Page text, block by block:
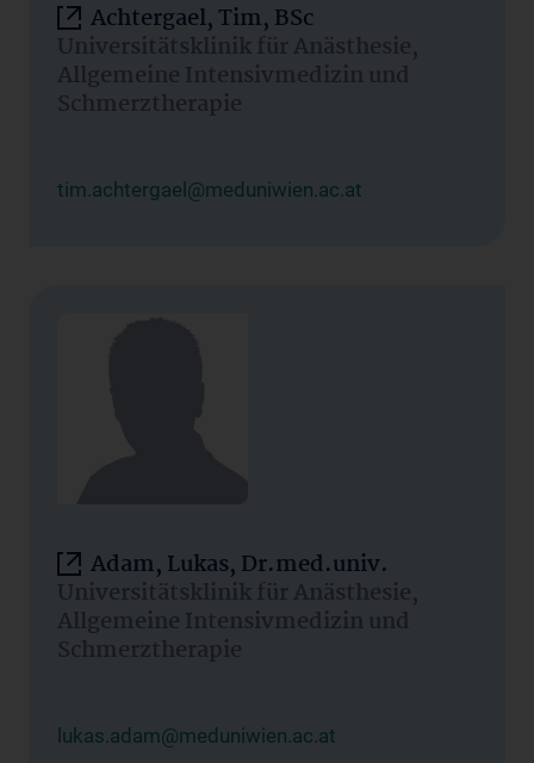
Achtergael, Tim, BSc
Universitätsklinik für Anästhesie,
Allgemeine Intensivmedizin und
Schmerztherapie
tim.achtergael@meduniwien.ac.at
Adam, Lukas, Dr.med.univ.
Universitätsklinik für Anästhesie,
Allgemeine Intensivmedizin und
Schmerztherapie
lukas.adam@meduniwien.ac.at